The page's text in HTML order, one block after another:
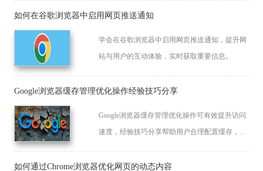
如何在谷歌浏览器中启用网页推送通知
学会在谷歌浏览器中启用网页推送通知，提升网
站与用户的互动体验，实时获取重要信息。
Google浏览器缓存管理优化操作经验技巧分享
Google浏览器缓存管理优化操作可有效提升访问
速度，经验技巧分享帮助用户合理配置缓存，提
如何通过Chrome浏览器优化网页的动态内容